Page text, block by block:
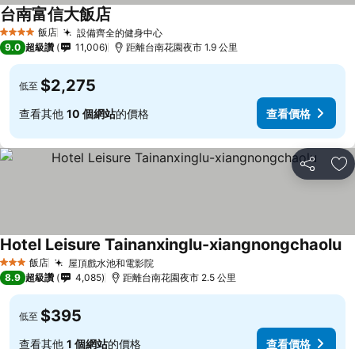
4 星級 飯店 設備齊全的健身中心
台南富信大飯店
9.0 超級讚 11,006 距離台南花園夜市 1.9 公里
低至 $2,275
查看其他 10 個網站的價格 查看價格
分享 加
3 星級 飯店 屋頂戲水池和電影院
Hotel Leisure Tainanxinglu-xiangnongchaolu
8.9 超級讚 4,085 距離台南花園夜市 2.5 公里
低至 $395
查看其他 1 個網站的價格 查看價格